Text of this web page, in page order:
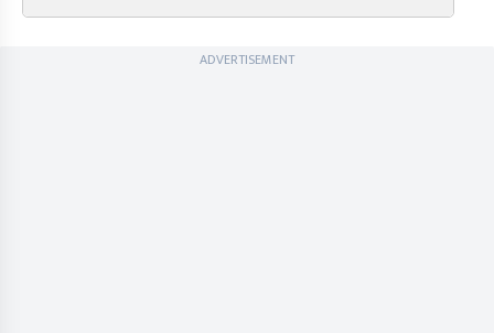
ADVERTISEMENT